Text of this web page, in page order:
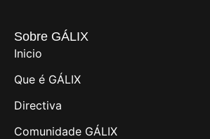
Sobre GÁLIX
Inicio
Que é GÁLIX
Directiva
Comunidade GÁLIX